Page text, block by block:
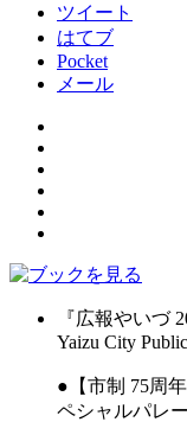
ツイート
はてブ
Pocket
メール
『広報やいづ
Yaizu City
●【市制 75周
ペシャルパレ